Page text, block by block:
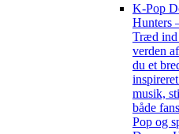
K-Pop
Hunters
Træd ind
verden
du et
musik,
både
Pop og